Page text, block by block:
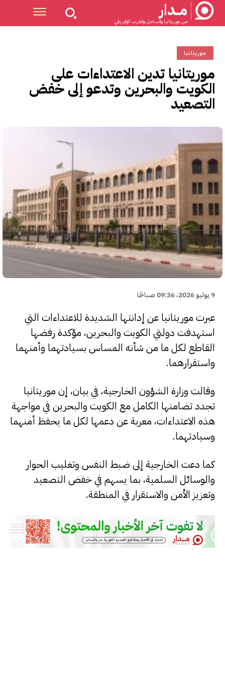
مــدار
من موريتانيا والساحل والغرب الإفريقي
موريتانيا
موريتانيا تدين الاعتداءات على
الكويت والبحرين وتدعو إلى خفض
التصعيد
9 يوليو 2026، 09:36 صباحًا
عبرت موريتانيا عن إدانتها الشديدة للاعتداءات التي
استهدفت دولتي الكويت والبحرين، مؤكدة رفضها
القاطع لكل ما من شأنه المساس بسيادتهما وأمنهما
واستقرارهما.
وقالت وزارة الشؤون الخارجية، في بيان، إن موريتانيا
تجدد تضامنها الكامل مع الكويت والبحرين في مواجهة
هذه الاعتداءات، معربة عن دعمها لكل ما يحفظ أمنهما
وسيادتهما.
كما دعت الخارجية إلى ضبط النفس وتغليب الحوار
والوسائل السلمية، بما يسهم في خفض التصعيد
وتعزيز الأمن والاستقرار في المنطقة.